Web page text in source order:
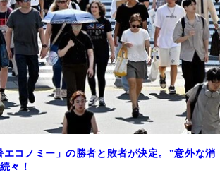
エコノミー」の勝者と敗者が決定。"意外な消
々！